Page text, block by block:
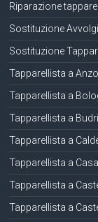
Riparazione
Sostituzione
Sostituzione
Tapparellista a
Tapparellista a
Tapparellista a
Tapparellista a
Tapparellista a
Tapparellista a
Tapparellista a